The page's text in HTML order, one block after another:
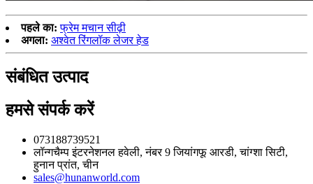
पहले का: फ्रेम मचान सीढ़ी
अगला: अश्वेत रिंगलॉक लेजर हेड
संबंधित उत्पाद
हमसे संपर्क करें
073188739521
लॉन्गचैम्प इंटरनेशनल हवेली, नंबर 9 जियांगफू आरडी, चांग्शा सिटी,
हुनान प्रांत, चीन
sales@hunanworld.com